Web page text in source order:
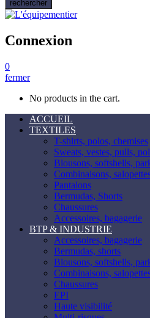
rechercher
Connexion
0
fermer
No products in the cart.
ACCUEIL
TEXTILES
T-shirts, polos, chemises
Sweats, vestes, pulls,
Blousons, softshells,
Combinaisons,
Pantalons
Bermudas, Shorts
Chaussures
Accessoires, bagagerie
BTP & INDUSTRIE
Accessoires, bagagerie
Bermudas, shorts
Blousons, softshells,
Combinaisons,
Chaussures
EPI
Haute visibilité